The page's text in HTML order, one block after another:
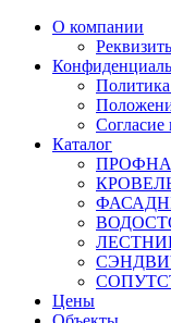
О компании
Согласие
Каталог
Цены